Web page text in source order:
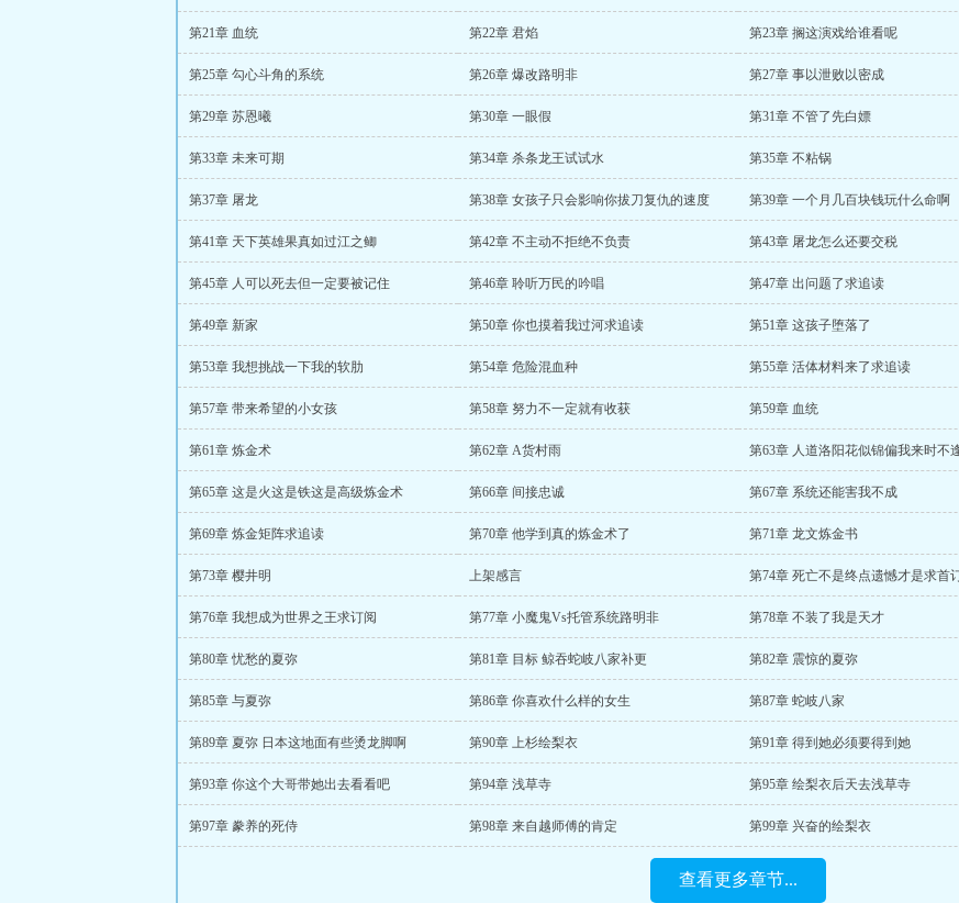
第21章 血统 第22章 君焰 第23章 搁这演戏给谁看呢
第25章 勾心斗角的系统 第26章 爆改路明非 第27章 事以泄败以密成
第29章 苏恩曦 第30章 一眼假 第31章 不管了先白嫖
第33章 未来可期 第34章 杀条龙王试试水 第35章 不粘锅
第37章 屠龙 第38章 女孩子只会影响你拔刀复仇的速度 第39章 一个月几百块钱玩什么命啊
第41章 天下英雄果真如过江之鲫 第42章 不主动不拒绝不负责 第43章 屠龙怎么还要交税
第45章 人可以死去但一定要被记住 第46章 聆听万民的吟唱 第47章 出问题了求追读
第49章 新家 第50章 你也摸着我过河求追读 第51章 这孩子堕落了
第53章 我想挑战一下我的软肋 第54章 危险混血种 第55章 活体材料来了求追读
第57章 带来希望的小女孩 第58章 努力不一定就有收获 第59章 血统
第61章 炼金术 第62章 A货村雨 第63章 人道洛阳花似锦偏我来时不
第65章 这是火这是铁这是高级炼金术 第66章 间接忠诚 第67章 系统还能害我不成
第69章 炼金矩阵求追读 第70章 他学到真的炼金术了 第71章 龙文炼金书
第73章 樱井明 上架感言 第74章 死亡不是终点遗憾才是求首
第76章 我想成为世界之王求订阅 第77章 小魔鬼Vs托管系统路明非 第78章 不装了我是天才
第80章 忧愁的夏弥 第81章 目标 鲸吞蛇岐八家补更 第82章 震惊的夏弥
第85章 与夏弥 第86章 你喜欢什么样的女生 第87章 蛇岐八家
第89章 夏弥 日本这地面有些烫龙脚啊 第90章 上杉绘梨衣 第91章 得到她必须要得到她
第93章 你这个大哥带她出去看看吧 第94章 浅草寺 第95章 绘梨衣后天去浅草寺
第97章 豢养的死侍 第98章 来自越师傅的肯定 第99章 兴奋的绘梨衣
查看更多章节...